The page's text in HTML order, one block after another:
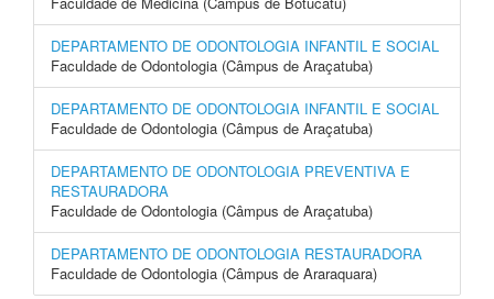
DEPARTAMENTO DE ODONTOLOGIA INFANTIL E SOCIAL
Faculdade de Odontologia (Câmpus de Araçatuba)
DEPARTAMENTO DE ODONTOLOGIA INFANTIL E SOCIAL
Faculdade de Odontologia (Câmpus de Araçatuba)
DEPARTAMENTO DE ODONTOLOGIA PREVENTIVA E
RESTAURADORA
Faculdade de Odontologia (Câmpus de Araçatuba)
DEPARTAMENTO DE ODONTOLOGIA RESTAURADORA
Faculdade de Odontologia (Câmpus de Araraquara)